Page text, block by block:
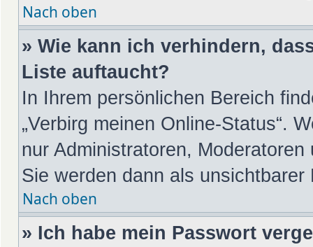
Nach oben
» Wie kann ich verhindern,
Liste auftaucht?
In Ihrem persönlichen Bereich
„Verbirg meinen Online-Status“.
nur Administratoren,
Sie werden dann als unsichtbarer
Nach oben
» Ich habe mein Passwort